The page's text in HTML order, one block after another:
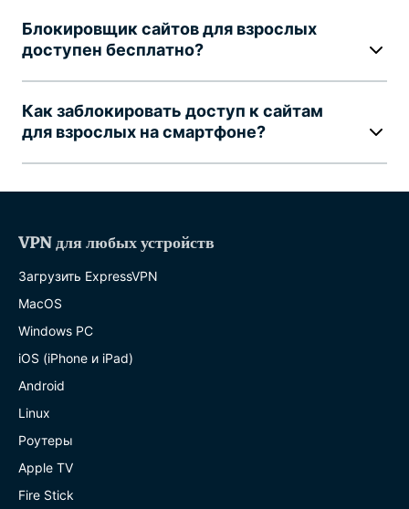
Блокировщик сайтов для взрослых
доступен бесплатно?
Как заблокировать доступ к сайтам
для взрослых на смартфоне?
VPN для любых устройств
Загрузить ExpressVPN
MacOS
Windows PC
iOS (iPhone и iPad)
Android
Linux
Роутеры
Apple TV
Fire Stick